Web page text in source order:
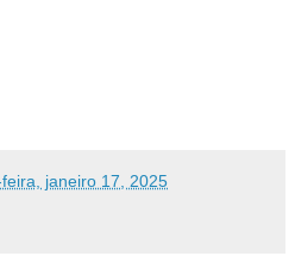
janeiro 17, 2025